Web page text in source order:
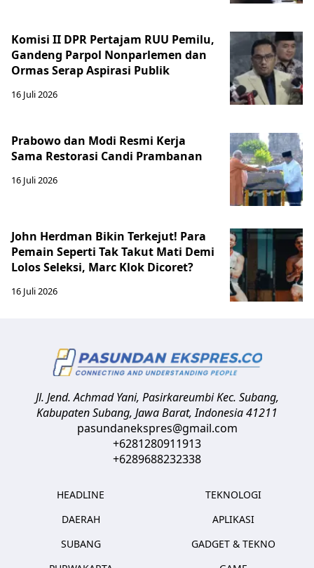
Komisi II DPR Pertajam RUU Pemilu,
Gandeng Parpol Nonparlemen dan
Ormas Serap Aspirasi Publik
16 Juli 2026
Prabowo dan Modi Resmi Kerja
Sama Restorasi Candi Prambanan
16 Juli 2026
John Herdman Bikin Terkejut! Para
Pemain Seperti Tak Takut Mati Demi
Lolos Seleksi, Marc Klok Dicoret?
16 Juli 2026
Jl. Jend. Achmad Yani, Pasirkareumbi Kec. Subang,
Kabupaten Subang, Jawa Barat,Indonesia41211
pasundanekspres@gmail.com
+6281280911913
+6289688232338
HEADLINE
DAERAH
SUBANG
TEKNOLOGI
APLIKASI
GADGET & TEKNO